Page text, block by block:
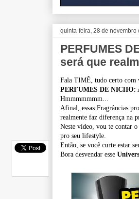
quinta-feira, 28 de novembro
PERFUMES
será que
Fala TIMÊ, tudo certo com
PERFUMES DE NICHO:
Hmmmmmmm...
Afinal, essas Fragrâncias
realmente faz diferença na
Neste vídeo, vou te contar o
pro seu lifestyle.
Então, se você curte estar
Bora desvendar esse